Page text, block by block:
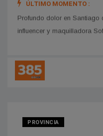
ÚLTIMO MOMENTO :
Central Córdoba solucionó
ya puede utilizar a sus
PROVINCIA